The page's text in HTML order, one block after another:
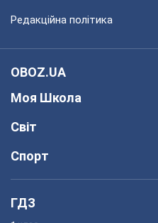
Редакційна політика
OBOZ.UA
Моя Школа
Світ
Спорт
ГДЗ